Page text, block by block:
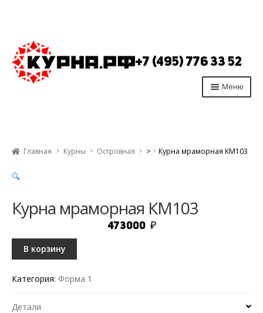
Перейти
к
навигации
Перейти
к
содержимому
+7 (495) 776 33 52
Меню
Производство
Опт
Отзывы
Главная Курны Островная > Курна мраморная КМ103
🔍
Курна мраморная КМ103
473000 ₽
В корзину
Категория: Форма 1
Детали